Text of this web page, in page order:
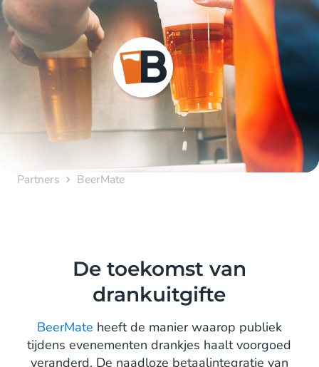
Partners BeerMate
De toekomst van
drankuitgifte
BeerMate heeft de manier waarop publiek
tijdens evenementen drankjes haalt voorgoed
veranderd. De naadloze betaalintegratie van